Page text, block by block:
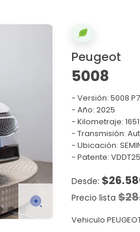
Peugeot
5008
Versión: 5008
Año: 2025
Kilometraje: 1651
Transmisión:
Ubicación:
Patente: VDDT25
$
Precio lista $
Vehiculo